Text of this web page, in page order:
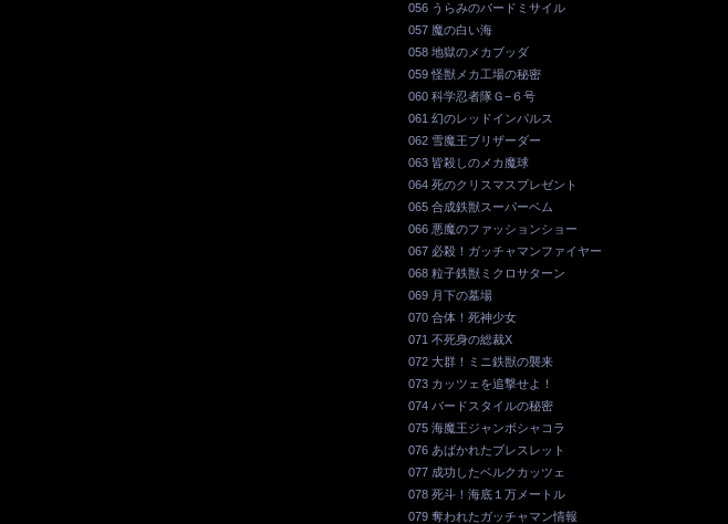
056 うらみのバードミサイル
057 魔の白い海
058 地獄のメカブッダ
059 怪獣メカ工場の秘密
060 科学忍者隊Ｇ−６号
061 幻のレッドインパルス
062 雪魔王ブリザーダー
063 皆殺しのメカ魔球
064 死のクリスマスプレゼント
065 合成鉄獣スーパーベム
066 悪魔のファッションショー
067 必殺！ガッチャマンファイヤー
068 粒子鉄獣ミクロサターン
069 月下の墓場
070 合体！死神少女
071 不死身の総裁X
072 大群！ミニ鉄獣の襲来
073 カッツェを追撃せよ！
074 バードスタイルの秘密
075 海魔王ジャンボシャコラ
076 あばかれたブレスレット
077 成功したベルクカッツェ
078 死斗！海底１万メートル
079 奪われたガッチャマン情報